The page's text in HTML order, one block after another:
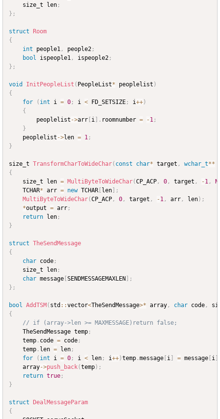
	size_t len
;
} ;
struct Room
{
int people1 , people2 ;
bool
ispeople1 , ispeople2 ;
} ;
void InitPeopleList ( PeopleList* peoplelist )
{
for
( int i = 0 ; i < FD_SETSIZE ; i++)
{
		peoplelist
->arr [ i ] . roomnumber = -1 ;
}
	peoplelist
->len = 1 ;
}
size_t TransformCharToWideChar( const char* target , wchar_t**
{
	size_t len
= MultiByteToWideChar(CP_ACP , 0 , target , -1 ,
	TCHAR
* arr = new TCHAR [ len] ;
MultiByteToWideChar(CP_ACP , 0 , target , -1 , arr , len) ;
*output = arr ;
return len ;
}
struct TheSendMessage
{
char code ;
	size_t len
;
char message [SENDMESSAGEMAXLEN] ;
} ;
bool AddTSM( std ::vector<TheSendMessage>* array , char code ,
{
// if (array->len >= MAXMESSAGE)return false;
	TheSendMessage temp
;
	temp
. code = code ;
	temp
. len = len ;
for
( int i = 0 ; i < len ; i++)temp .message [ i ] = message [ i ]
	array
->push_back(temp) ;
return true ;
}
struct DealMessageParam
{